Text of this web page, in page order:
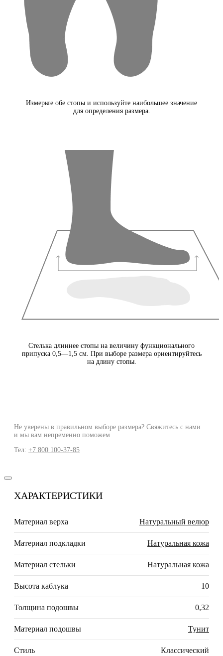
Измерьте обе стопы и используйте наибольшее значение
для определения размера.
Стелька длиннее стопы на величину функционального
припуска 0,5—1,5 см. При выборе размера ориентируйтесь
на длину стопы.
Не уверены в правильном выборе размера? Свяжитесь с нами
и мы вам непременно поможем
Тел: +7 800 100-37-85
ХАРАКТЕРИСТИКИ
Материал верха Натуральный велюр
Материал подкладки Натуральная кожа
Материал стельки Натуральная кожа
Высота каблука 10
Толщина подошвы 0,32
Материал подошвы Тунит
Стиль Классический